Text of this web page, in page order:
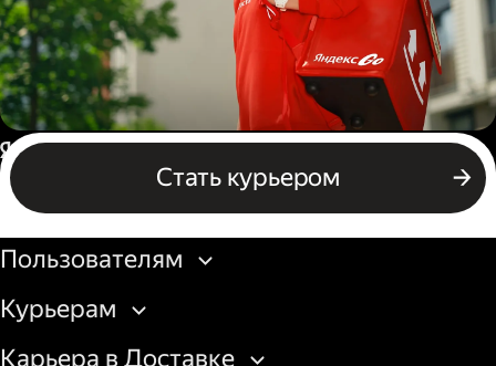
Пеший курьер
Стать курьером
Россия
Бизнесу
Пользователям
Курьерам
Карьера в Доставке